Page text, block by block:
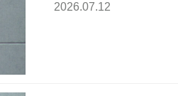
2026.07.12